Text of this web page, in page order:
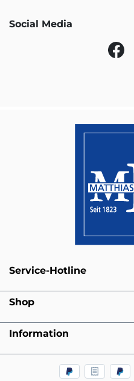
Social Media
Service-Hotline
Shop
Information